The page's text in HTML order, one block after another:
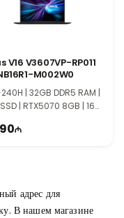
V16 V3607VP-RP011
M002W0
| 32GB DDR5 RAM |
| RTX5070 8GB | 16"
адрес для
В нашем магазине